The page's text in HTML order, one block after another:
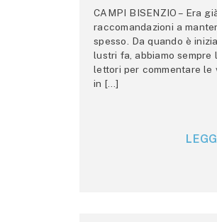
CAMPI BISENZIO – Era
raccomandazioni a
spesso. Da quando è
lustri fa, abbiamo sempre
lettori per commentare le
in […]